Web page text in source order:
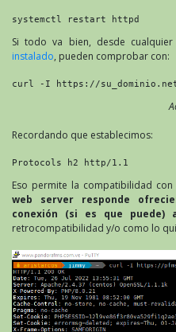
systemctl restart httpd
Si todo va bien, desde
instalado, pueden comprobar con:
curl -I https://
Recordando que establecimos:
Protocols h2 http/1.1
Eso permite la compatibilidad
web server responde
conexión (si es que puede)
retrocompatibilidad y/o como lo